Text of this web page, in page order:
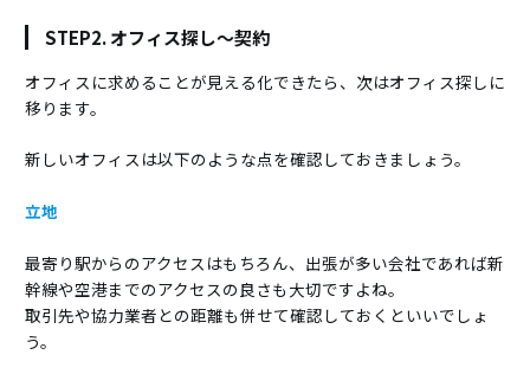
STEP2. オフィス探し～契約
オフィスに求めることが見える化できたら、次はオフィス探しに
移ります。
新しいオフィスは以下のような点を確認しておきましょう。
立地
最寄り駅からのアクセスはもちろん、出張が多い会社であれば新
幹線や空港までのアクセスの良さも大切ですよね。
取引先や協力業者との距離も併せて確認しておくといいでしょ
う。